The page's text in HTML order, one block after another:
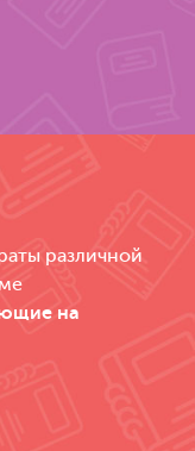
различной
на